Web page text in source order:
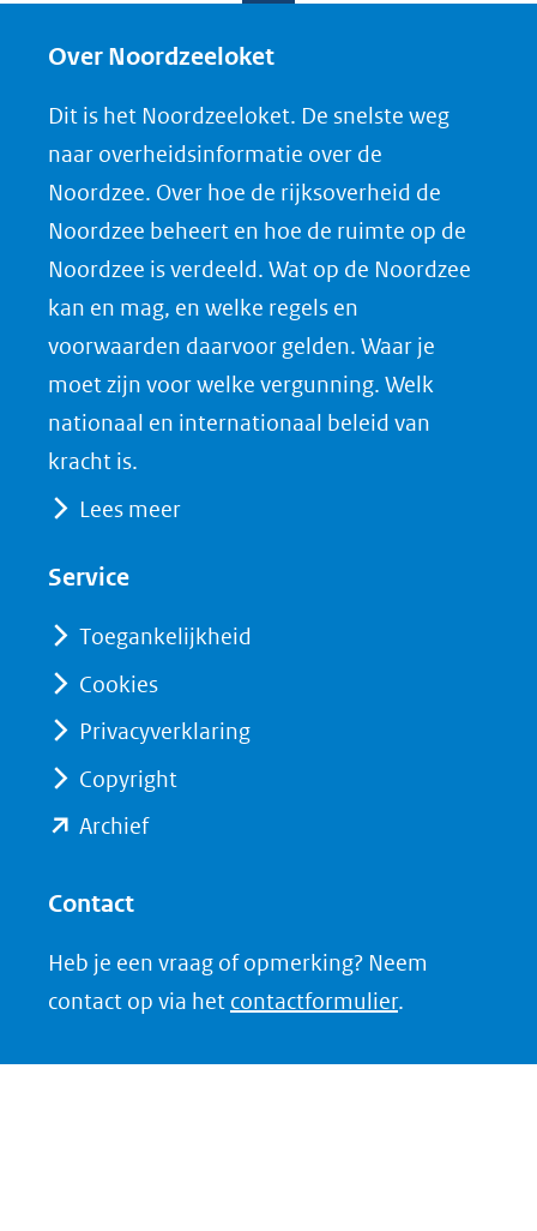
Over Noordzeeloket
Dit is het Noordzeeloket. De snelste weg
naar overheidsinformatie over de
Noordzee. Over hoe de rijksoverheid de
Noordzee beheert en hoe de ruimte op de
Noordzee is verdeeld. Wat op de Noordzee
kan en mag, en welke regels en
voorwaarden daarvoor gelden. Waar je
moet zijn voor welke vergunning. Welk
nationaal en internationaal beleid van
kracht is.
Lees meer
Service
Toegankelijkheid
Cookies
Privacyverklaring
Copyright
Archief(opent
(verwijst
naar
Contact
Heb je een vraag of opmerking? Neem
contact op via het contactformulier.